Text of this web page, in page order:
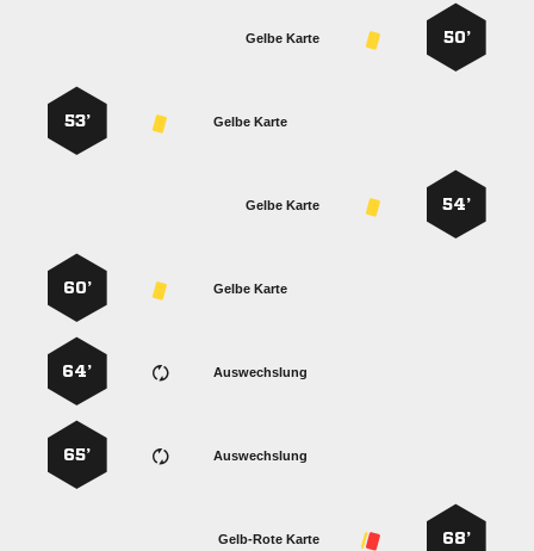
50’
Gelbe Karte
Gelbe Karte
53’
54’
Gelbe Karte
Gelbe Karte
60’
Auswechslung
64’
Auswechslung
65’
68’
Gelb-Rote Karte